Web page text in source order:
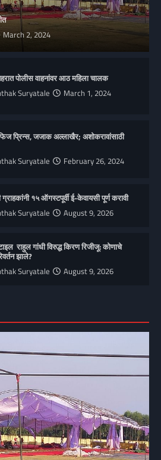
March 2, 2024
पोलीस वाहनांवर आठ महिला चालक
Suryatale March 1, 2024
प्रिन्स, जजाक अल्लाखैर; अशोकरावांसाठी
Suryatale February 26, 2024
१५ ऑगस्टपूर्वी ई-केवायसी पूर्ण करावी
Suryatale August 9, 2026
राहुल गांधी विरुद्ध किरण रिजीजू: कोणाचे
झाले?
Suryatale August 9, 2026